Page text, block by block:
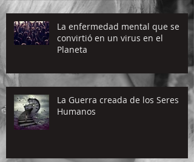
La enfermedad mental que se
convirtió en un virus en el
Planeta
La Guerra creada de los Seres
Humanos